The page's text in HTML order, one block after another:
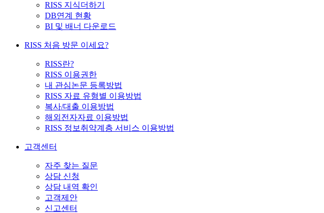
RISS 지식더하기
DB연계 현황
BI 및 배너 다운로드
RISS 처음 방문 이세요?
RISS란?
RISS 이용권한
내 관심논문 등록방법
RISS 자료 유형별 이용방법
복사/대출 이용방법
해외전자자료 이용방법
RISS 정보취약계층 서비스 이용방법
고객센터
자주 찾는 질문
상담 신청
상담 내역 확인
고객제안
신고센터